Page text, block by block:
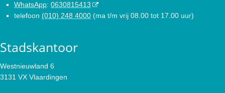
WhatsApp: 0630815413
telefoon (010) 248 4000 (ma t/m vrij 08.00 tot 17.00 uur)
Stadskantoor
Westnieuwland 6
3131 VX Vlaardingen